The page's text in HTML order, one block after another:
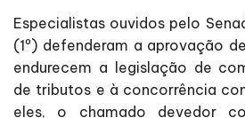
Especialistas ouvidos pelo
(1º) defenderam a aprovação
endurecem a legislação de
de tributos e à concorrência
eles, o chamado devedor